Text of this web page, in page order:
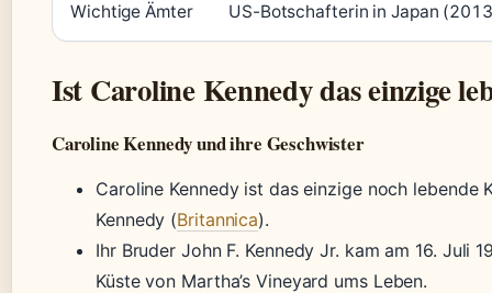
Wichtige Ämter US-Botschafterin in Japan
Ist Caroline Kennedy das einzige
Caroline Kennedy und ihre Geschwister
Caroline Kennedy ist das einzige noch lebende
Kennedy (Britannica).
Ihr Bruder John F. Kennedy Jr. kam am 16. Juli
Küste von Martha’s Vineyard ums Leben.